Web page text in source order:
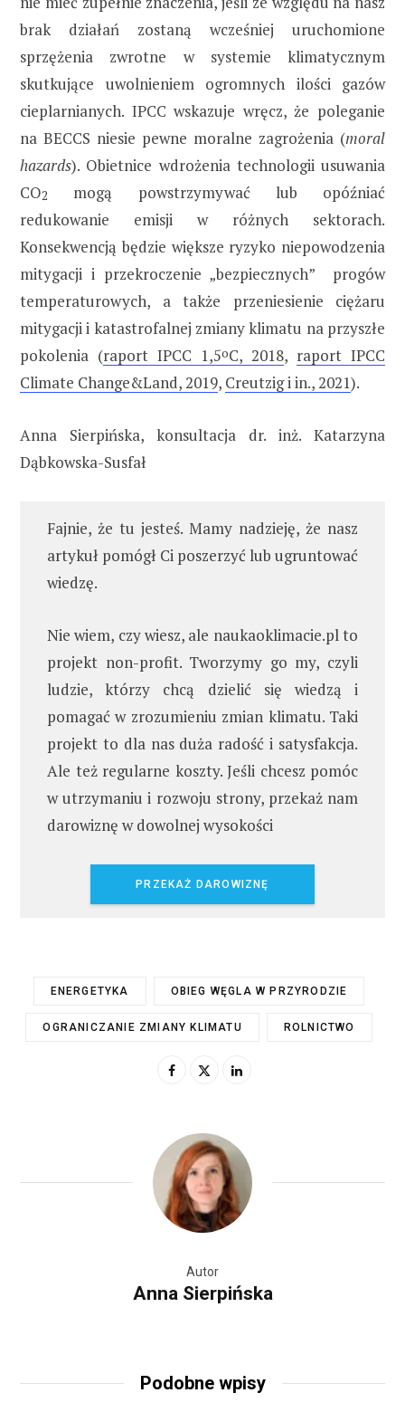
brak działań zostaną wcześniej uruchomione
sprzężenia zwrotne w systemie klimatycznym
skutkujące uwolnieniem ogromnych ilości gazów
cieplarnianych. IPCC wskazuje wręcz, że poleganie
na BECCS niesie pewne moralne zagrożenia (moral
hazards). Obietnice wdrożenia technologii usuwania
CO2
mogą powstrzymywać lub opóźniać
redukowanie emisji w różnych sektorach.
Konsekwencją będzie większe ryzyko niepowodzenia
mitygacji i przekroczenie „bezpiecznych” progów
temperaturowych, a także przeniesienie ciężaru
mitygacji i katastrofalnej zmiany klimatu na przyszłe
pokolenia (raport IPCC 1,5oC, 2018, raport IPCC
Climate Change&Land, 2019, Creutzig i in., 2021).
Anna Sierpińska, konsultacja dr. inż. Katarzyna
Dąbkowska-Susfał
Fajnie, że tu jesteś. Mamy nadzieję, że nasz
artykuł pomógł Ci poszerzyć lub ugruntować
wiedzę.
Nie wiem, czy wiesz, ale naukaoklimacie.pl to
projekt non-profit. Tworzymy go my, czyli
ludzie, którzy chcą dzielić się wiedzą i
pomagać w zrozumieniu zmian klimatu. Taki
projekt to dla nas duża radość i satysfakcja.
Ale też regularne koszty. Jeśli chcesz pomóc
w utrzymaniu i rozwoju strony, przekaż nam
darowiznę w dowolnej wysokości
PRZEKAŻ DAROWIZNĘ
ENERGETYKA OBIEG WĘGLA W PRZYRODZIE
OGRANICZANIE ZMIANY KLIMATU ROLNICTWO
Autor
Anna Sierpińska
Podobne wpisy